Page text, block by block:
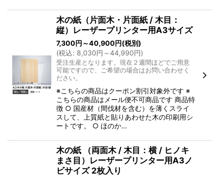
木の紙（片面木・片面紙 / 木目：
縦）レーザープリンター用A3サイズ
7,300円 ～40,900円(税別)
(税込: 8,030円 ～44,990円)
受注生産となります。現在２週間ほどでご用意
可能ですので、ご希望の場合はお問い合わせく
ださい。
※こちらの商品はクーポン割引対象外です ※
こちらの商品はメール便不可商品です 商品特
徴 ○ 国産材（間伐材を含む）を薄くスライ
スして、上質紙と貼りあわせた木の印刷用シ
ートです。 ○ ほのか…
木の紙 （両面木 / 木目：横 / ヒノキ
まさ目）レーザープリンター用A3ノ
ビサイズ 2枚入り